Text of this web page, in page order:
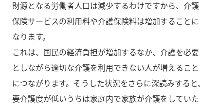
財源となる労働者人口は減少するわけですから、介護
保険サービスの利用料や介護保険料は増加することに
なります。
これは、国民の経済負担が増加するなか、介護を必要
としながら適切な介護を利用できない人が増えること
につながります。そうした状況をさらに深読みすると、
要介護度が低いうちは家庭内で家族が介護をしていた